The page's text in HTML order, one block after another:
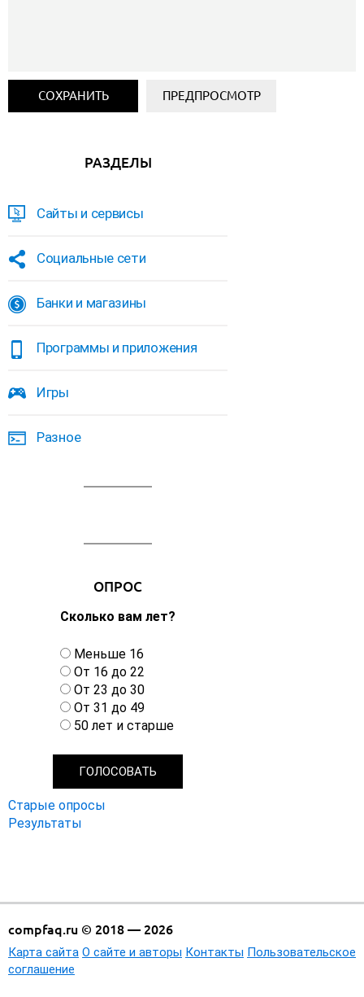
РАЗДЕЛЫ
Сайты и сервисы
Социальные сети
Банки и магазины
Программы и приложения
Игры
Разное
ОПРОС
Сколько вам лет?
В
а
р
и
а
Меньше 16
От 16 до 22
От 23 до 30
От 31 до 49
50 лет и старше
Старые опросы
Результаты
compfaq.ru © 2018 — 2026
Карта сайта О сайте и авторы Контакты Пользовательское
соглашение